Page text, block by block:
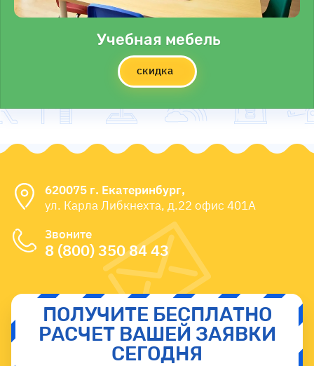
Учебная мебель
скидка
ПОЛУЧИТЕ БЕСПЛАТНО
РАСЧЕТ ВАШЕЙ ЗАЯВКИ
СЕГОДНЯ
620075 г. Екатеринбург,
ул. Карла Либкнехта, д.22 офис 401А
Звоните
8 (800) 350 84 43